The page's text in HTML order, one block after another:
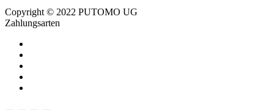
Copyright © 2022 PUTOMO UG
Zahlungsarten